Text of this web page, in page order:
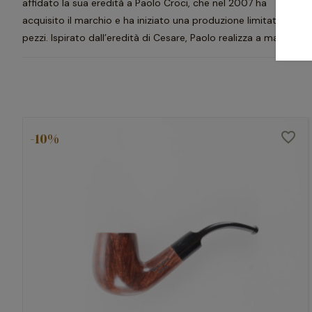
affidato la sua eredità a Paolo Croci, che nel 2007 ha
acquisito il marchio e ha iniziato una produzione limitata di
pezzi. Ispirato dall’eredità di Cesare, Paolo realizza a mano
-10% favorite_border